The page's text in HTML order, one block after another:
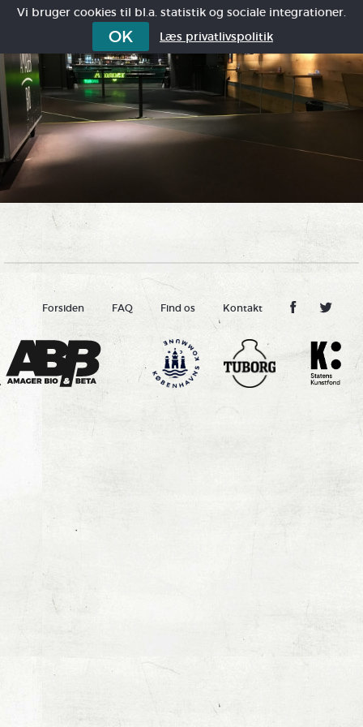
Vi bruger cookies til bl.a. statistik og sociale integrationer.
OK Læs privatlivspolitik
Forsiden FAQ Find os Kontakt